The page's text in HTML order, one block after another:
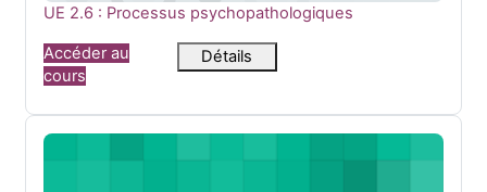
Nom du cours
UE 2.6 : Processus psychopathologiques
Accéder au
cours
Détails
UE 3.1 : Raisonnement et démarche clinique infirmière —